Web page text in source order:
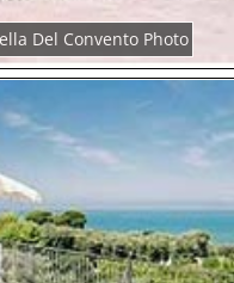
Del Convento Photo